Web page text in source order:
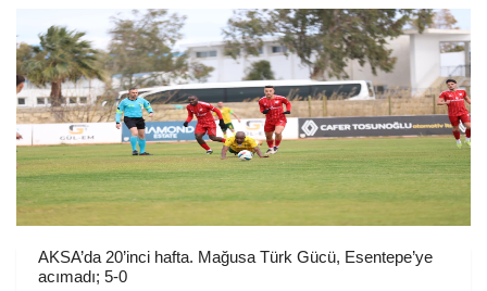
AKSA’da 20’inci hafta. Mağusa Türk Gücü, Esentepe’ye
acımadı; 5-0